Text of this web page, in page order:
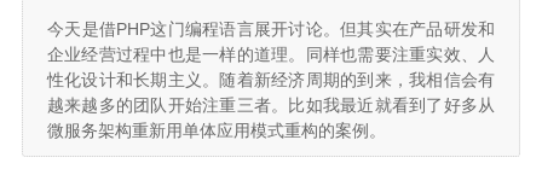
今天是借PHP这门编程语言展开讨论。但其实在产品研发和
企业经营过程中也是一样的道理。同样也需要注重实效、人
性化设计和长期主义。随着新经济周期的到来，我相信会有
越来越多的团队开始注重三者。比如我最近就看到了好多从
微服务架构重新用单体应用模式重构的案例。